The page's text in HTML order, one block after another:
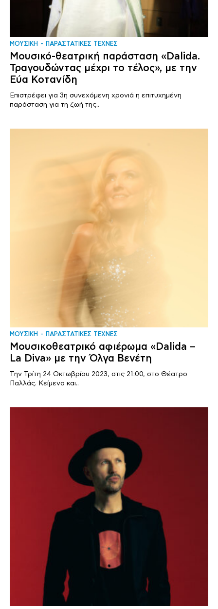
ΜΟΥΣΙΚΗ ΠΑΡΑΣΤΑΤΙΚΕΣ ΤΕΧΝΕΣ
Mουσικό-θεατρική παράσταση «Dalida.
Τραγουδώντας μέχρι το τέλος», με την
Εύα Κοτανίδη
Επιστρέφει για 3η συνεχόμενη χρονιά η επιτυχημένη
παράσταση για τη ζωή της..
ΜΟΥΣΙΚΗ ΠΑΡΑΣΤΑΤΙΚΕΣ ΤΕΧΝΕΣ
Μουσικoθεατρικό αφιέρωμα «Dalida –
La Diva» με την Όλγα Βενέτη
Την Τρίτη 24 Οκτωβρίου 2023, στις 21:00, στο Θέατρο
Παλλάς. Κείμενα και..